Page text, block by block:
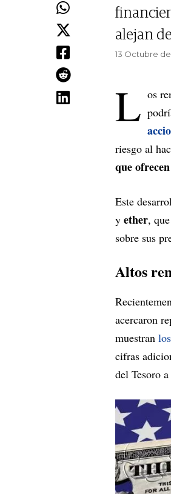
alejan
13 Octubre de
L os
riesgo al
que
Este
y ether,
sobre sus
Altos
acercaron
muestran
cifras
del Tesoro